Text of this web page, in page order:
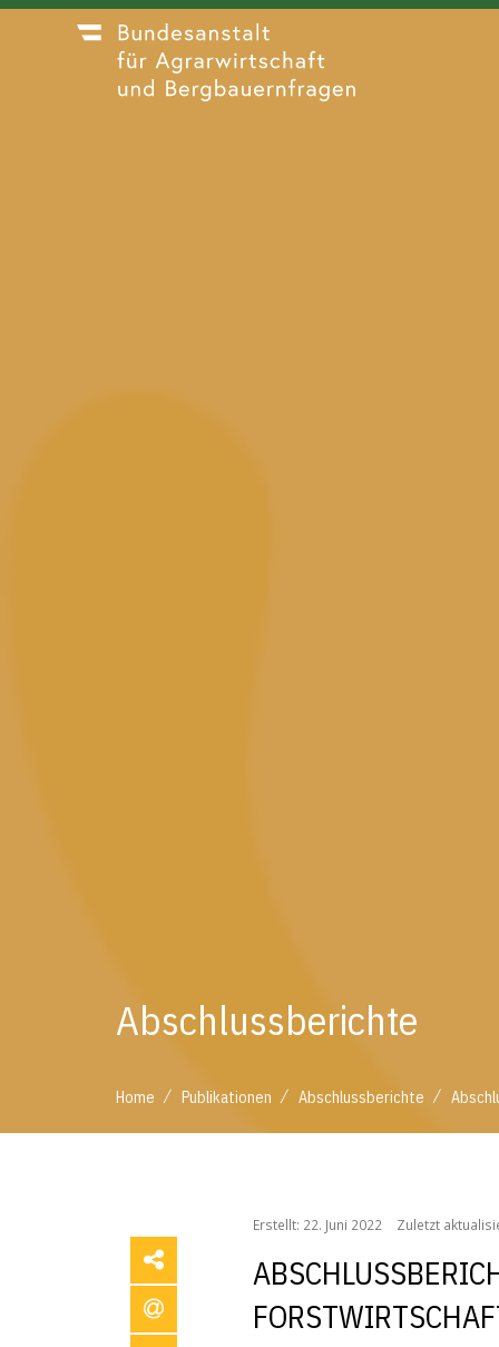
Abschlussberichte
Home / Publikationen / Abschlussberichte /
Erstellt: 22. Juni 2022 Zuletzt